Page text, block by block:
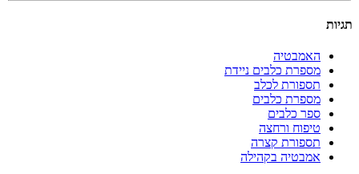
האמבטיה
מספרת כלבים ניידת
תספורת לכלב
מספרת כלבים
ספר כלבים
טיפוח ורחצה
תספורת קצרה
אמבטיה בקהילה